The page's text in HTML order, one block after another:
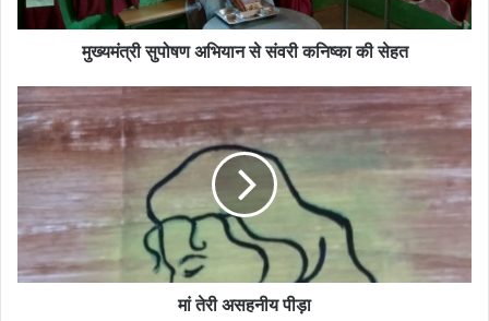
मुख्यमंत्री सुपोषण अभियान से संवरी कनिष्का की सेहत
मां तेरी असहनीय पीड़ा